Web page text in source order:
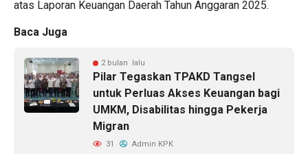
atas Laporan Keuangan Daerah Tahun Anggaran 2025.
Baca Juga
2 bulan lalu
Pilar Tegaskan TPAKD Tangsel
untuk Perluas Akses Keuangan bagi
UMKM, Disabilitas hingga Pekerja
Migran
31 Admin KPK